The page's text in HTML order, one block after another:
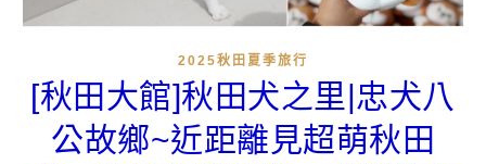
2025秋田夏季旅行
[秋田大館]秋田犬之里|忠犬八
公故鄉~近距離見超萌秋田